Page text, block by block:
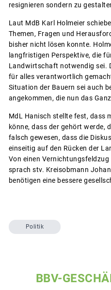
resignieren sondern zu
Laut MdB Karl Holmeier
Themen, Fragen und
bisher nicht lösen konnte.
langfristigen Perspektive, die
Landwirtschaft notwendig sei.
für alles verantwortlich
Situation der Bauern sei auch
angekommen, die nun das
MdL Hanisch stellte fest, dass
könne, dass der gehört werde,
falsch gewesen, dass die
einseitig auf den Rücken der
Von einen
sprach stv. Kreisobmann
benötigen eine bessere
Politik
BBV-